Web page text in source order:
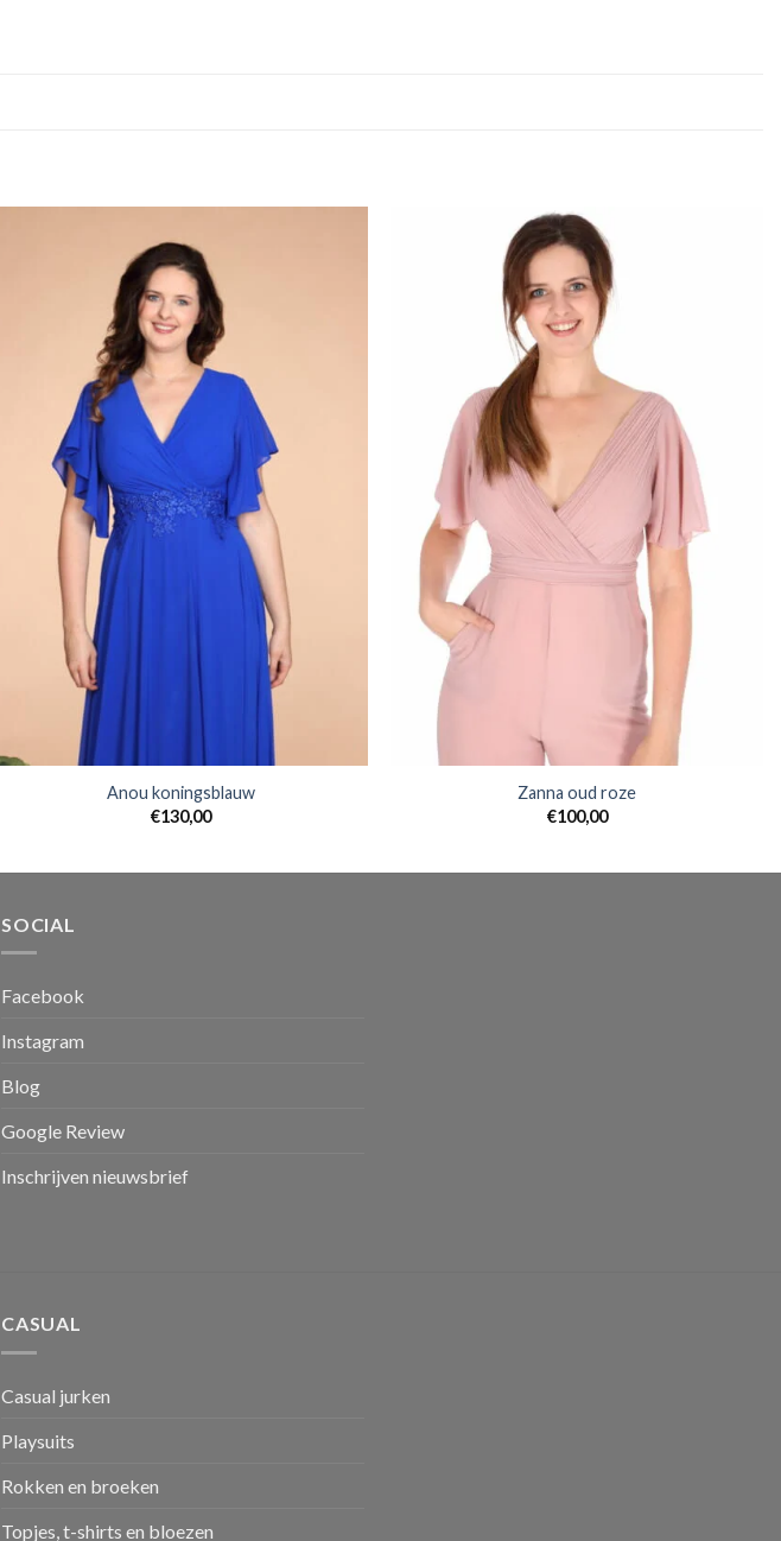
Anou koningsblauw
€130,00
Zanna oud roze
€100,00
SOCIAL
Facebook
Instagram
Blog
Google Review
Inschrijven nieuwsbrief
CASUAL
Casual jurken
Playsuits
Rokken en broeken
Topjes, t-shirts en bloezen